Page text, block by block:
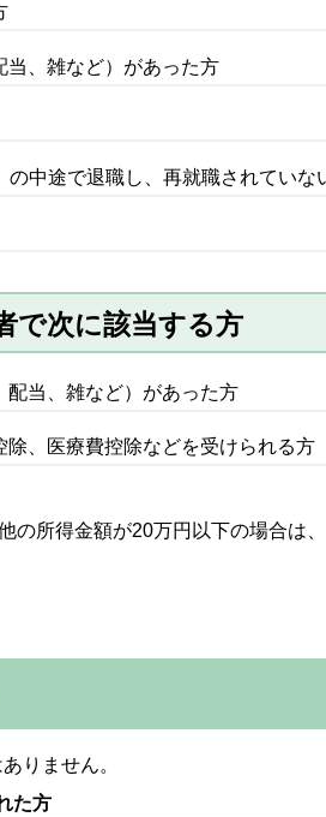
当、雑など）があった方
の中途で退職し、再就職されていな
で次に該当する方
配当、雑など）があった方
除、医療費控除などを受けられる方
の所得金額が20万円以下の場合は
りません。
た方